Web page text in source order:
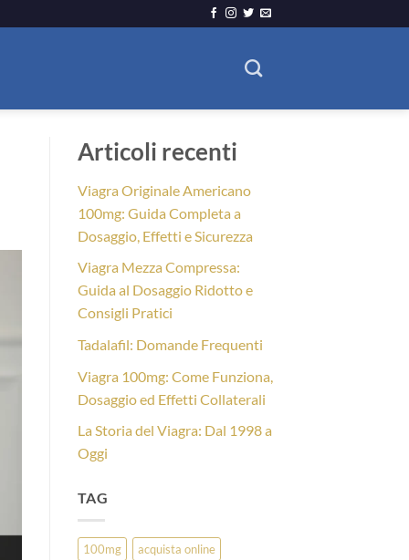
Articoli recenti
Viagra Originale Americano
100mg: Guida Completa a
Dosaggio, Effetti e Sicurezza
Viagra Mezza Compressa:
Guida al Dosaggio Ridotto e
Consigli Pratici
Tadalafil: Domande Frequenti
Viagra 100mg: Come Funziona,
Dosaggio ed Effetti Collaterali
La Storia del Viagra: Dal 1998 a
Oggi
TAG
100mg
acquista online